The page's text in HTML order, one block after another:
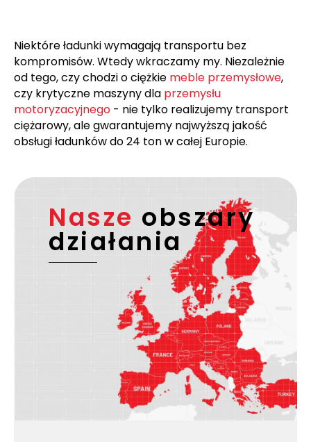
Niektóre ładunki wymagają transportu bez
kompromisów. Wtedy wkraczamy my. Niezależnie
od tego, czy chodzi o ciężkie meble przemysłowe,
czy krytyczne maszyny dla przemysłu
motoryzacyjnego - nie tylko realizujemy transport
ciężarowy, ale gwarantujemy najwyższą jakość
obsługi ładunków do 24 ton w całej Europie.
Nasze obszary
działania